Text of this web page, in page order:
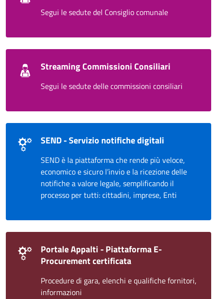
Segui le sedute del Consiglio comunale
Streaming Commissioni Consiliari
Segui le sedute delle commissioni consiliari
SEND - Servizio notifiche digitali
SEND è la piattaforma che rende più veloce,
economico e sicuro l’invio e la ricezione delle
notifiche a valore legale, semplificando il
processo per tutti: cittadini, imprese, Enti
Portale Appalti - Piattaforma E-
Procurement certificata
Procedure di gara, elenchi e qualifiche fornitori,
informazioni